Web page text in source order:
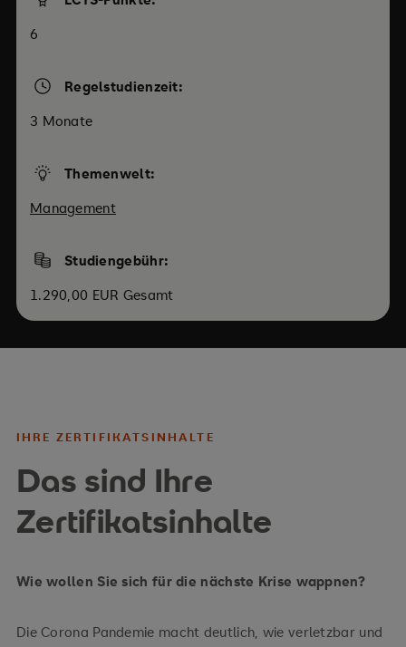
6
Regelstudienzeit:
3 Monate
Themenwelt:
Management
Studiengebühr:
1.290,00 EUR Gesamt
IHRE ZERTIFIKATSINHALTE
Das sind Ihre
Zertifikatsinhalte
Wie wollen Sie sich für die nächste Krise wappnen?
Die Corona Pandemie macht deutlich, wie verletzbar und